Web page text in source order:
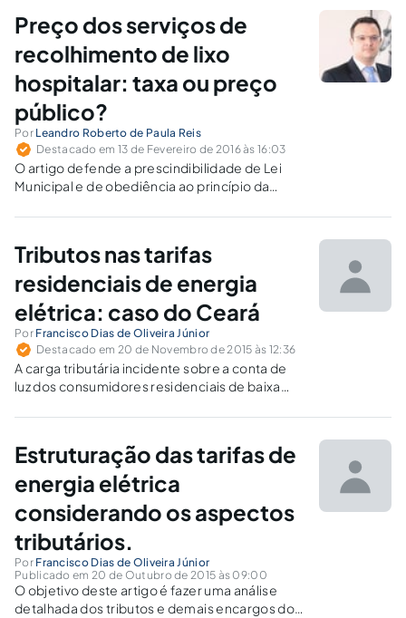
Preço dos serviços de
recolhimento de lixo
hospitalar: taxa ou preço
público?
Por Leandro Roberto de Paula Reis
Destacado em 13 de Fevereiro de 2016 às 16:03
O artigo defende a prescindibilidade de Lei
Municipal e de obediência ao princípio da
serviços de recolhimento, transporte e
prestados pelas municipalidades.
Tributos nas tarifas
residenciais de energia
elétrica: caso do Ceará
Por Francisco Dias de Oliveira Júnior
Destacado em 20 de Novembro de 2015 às 12:36
A carga tributária incidente sobre a conta de
luz dos consumidores residenciais de baixa
metade do que é arrecadado pela
para os cofres públicos.
Estruturação das tarifas de
energia elétrica
considerando os aspectos
tributários.
Por Francisco Dias de Oliveira Júnior
Publicado em 20 de Outubro de 2015 às 09:00
O objetivo deste artigo é fazer uma análise
detalhada dos tributos e demais encargos do